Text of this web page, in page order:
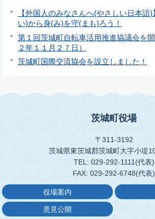
【外国人のみなさんへ(やさしい日本語
い)から身(み)を守(まも)ろう！
第１回茨城町自転車活用推進協議会を
２年１１月２７日）
茨城町国際交流協会を設立しました！
茨城町役場
〒311-3192
茨城県東茨城郡茨城町大字小堤
TEL: 029-292-1111(代表)
FAX: 029-292-6748(代表)
役場案内
意見公開